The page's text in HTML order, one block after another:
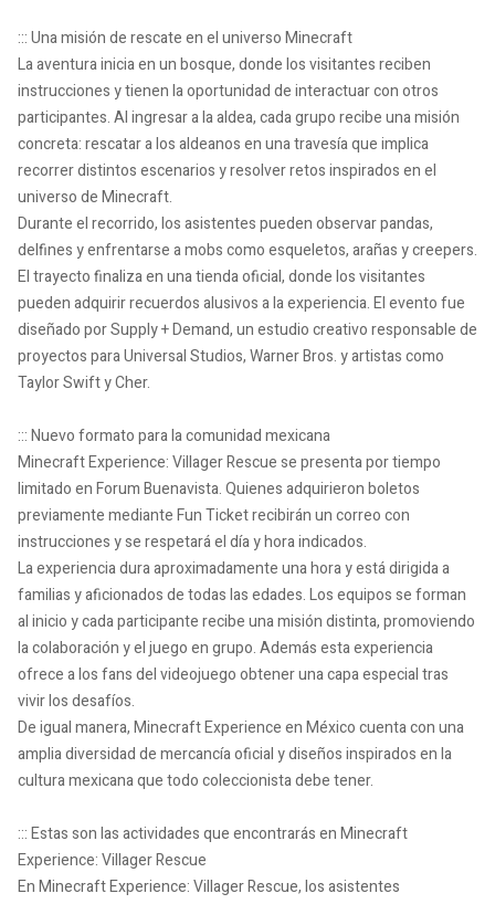
::: Una misión de rescate en el universo Minecraft
La aventura inicia en un bosque, donde los visitantes reciben
instrucciones y tienen la oportunidad de interactuar con otros
participantes. Al ingresar a la aldea, cada grupo recibe una misión
concreta: rescatar a los aldeanos en una travesía que implica
recorrer distintos escenarios y resolver retos inspirados en el
universo de Minecraft.
Durante el recorrido, los asistentes pueden observar pandas,
delfines y enfrentarse a mobs como esqueletos, arañas y creepers.
El trayecto finaliza en una tienda oficial, donde los visitantes
pueden adquirir recuerdos alusivos a la experiencia. El evento fue
diseñado por Supply + Demand, un estudio creativo responsable de
proyectos para Universal Studios, Warner Bros. y artistas como
Taylor Swift y Cher.
::: Nuevo formato para la comunidad mexicana
Minecraft Experience: Villager Rescue se presenta por tiempo
limitado en Forum Buenavista. Quienes adquirieron boletos
previamente mediante Fun Ticket recibirán un correo con
instrucciones y se respetará el día y hora indicados.
La experiencia dura aproximadamente una hora y está dirigida a
familias y aficionados de todas las edades. Los equipos se forman
al inicio y cada participante recibe una misión distinta, promoviendo
la colaboración y el juego en grupo. Además esta experiencia
ofrece a los fans del videojuego obtener una capa especial tras
vivir los desafíos.
De igual manera, Minecraft Experience en México cuenta con una
amplia diversidad de mercancía oficial y diseños inspirados en la
cultura mexicana que todo coleccionista debe tener.
::: Estas son las actividades que encontrarás en Minecraft
Experience: Villager Rescue
En Minecraft Experience: Villager Rescue, los asistentes